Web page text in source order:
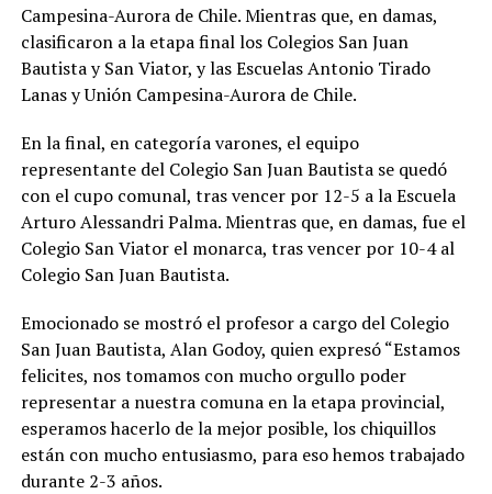
Campesina-Aurora de Chile. Mientras que, en damas,
clasificaron a la etapa final los Colegios San Juan
Bautista y San Viator, y las Escuelas Antonio Tirado
Lanas y Unión Campesina-Aurora de Chile.
En la final, en categoría varones, el equipo
representante del Colegio San Juan Bautista se quedó
con el cupo comunal, tras vencer por 12-5 a la Escuela
Arturo Alessandri Palma. Mientras que, en damas, fue el
Colegio San Viator el monarca, tras vencer por 10-4 al
Colegio San Juan Bautista.
Emocionado se mostró el profesor a cargo del Colegio
San Juan Bautista, Alan Godoy, quien expresó “Estamos
felicites, nos tomamos con mucho orgullo poder
representar a nuestra comuna en la etapa provincial,
esperamos hacerlo de la mejor posible, los chiquillos
están con mucho entusiasmo, para eso hemos trabajado
durante 2-3 años.